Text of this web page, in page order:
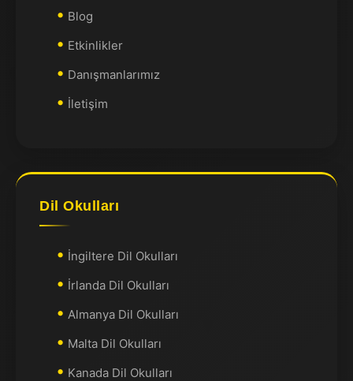
Blog
Etkinlikler
Danışmanlarımız
İletişim
Dil Okulları
İngiltere Dil Okulları
İrlanda Dil Okulları
Almanya Dil Okulları
Malta Dil Okulları
Kanada Dil Okulları